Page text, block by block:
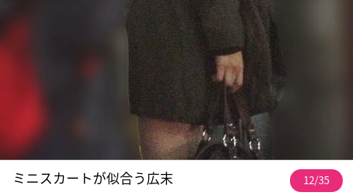
ミニスカートが似合う広末 12/35